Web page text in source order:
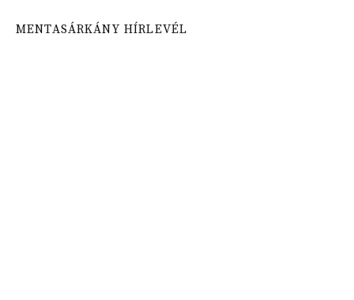
MENTASÁRKÁNY HÍRLEVÉL